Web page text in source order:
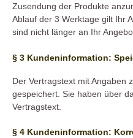
Zusendung der Produkte
Ablauf der 3 Werktage gilt Ihr
sind nicht länger an Ihr
§ 3 Kundeninformation:
Der Vertragstext mit Angaben
gespeichert. Sie haben über
Vertragstext.
§ 4 Kundeninformation: